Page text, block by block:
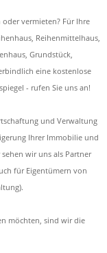
vermieten? Für Ihre
Reihenmittelhaus,
Grundstück,
eine kostenlose
- rufen Sie uns an!
und Verwaltung
Ihrer Immobilie und
wir uns als Partner
für Eigentümern von
möchten, sind wir die